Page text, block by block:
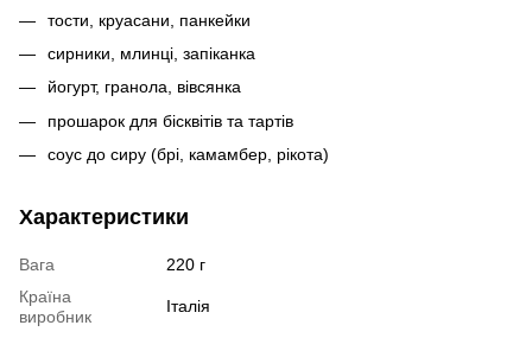
тости, круасани, панкейки
сирники, млинці, запіканка
йогурт, гранола, вівсянка
прошарок для бісквітів та тартів
соус до сиру (брі, камамбер, рікота)
Характеристики
Вага
220 г
Країна
виробник
Італія